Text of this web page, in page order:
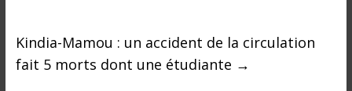
Kindia-Mamou : un accident de la circulation
fait 5 morts dont une étudiante →